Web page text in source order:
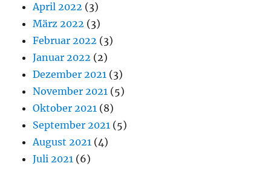
April 2022 (3)
März 2022 (3)
Februar 2022 (3)
Januar 2022 (2)
Dezember 2021 (3)
November 2021 (5)
Oktober 2021 (8)
September 2021 (5)
August 2021 (4)
Juli 2021 (6)